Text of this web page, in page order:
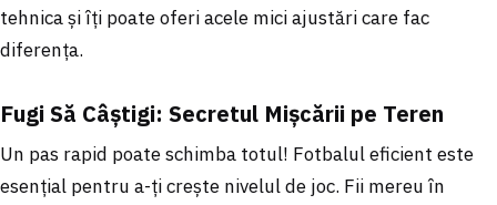
tehnica și îți poate oferi acele mici ajustări care fac
diferența.
Fugi Să Câștigi: Secretul Mișcării pe Teren
Un pas rapid poate schimba totul! Fotbalul eficient este
esențial pentru a-ți crește nivelul de joc. Fii mereu în